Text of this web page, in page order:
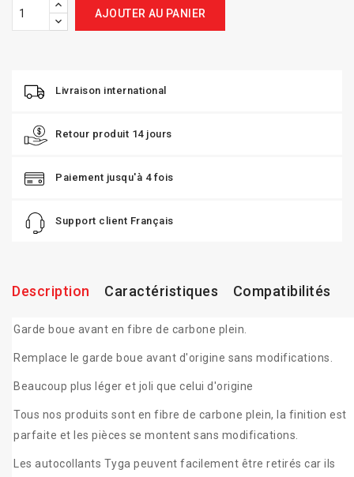
AJOUTER AU PANIER
Livraison international
Retour produit 14 jours
Paiement jusqu'à 4 fois
Support client Français
Description Caractéristiques Compatibilités
Garde boue avant en fibre de carbone plein.
Remplace le garde boue avant d'origine sans modifications.
Beaucoup plus léger et joli que celui d'origine
Tous nos produits sont en fibre de carbone plein, la finition est
parfaite et les pièces se montent sans modifications.
Les autocollants Tyga peuvent facilement être retirés car ils